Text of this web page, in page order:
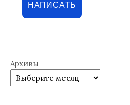
НАПИСАТЬ
Архивы